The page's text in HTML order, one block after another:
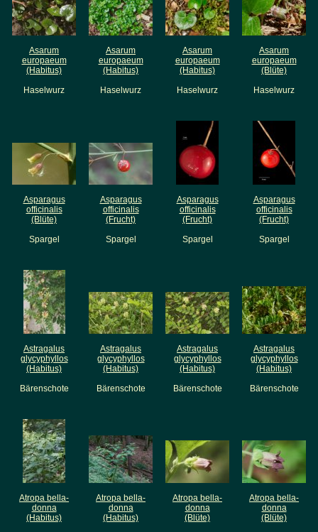
Asarum
europaeum
(Habitus)
Haselwurz
Asarum
europaeum
(Habitus)
Haselwurz
Asarum
europaeum
(Habitus)
Haselwurz
Asarum
europaeum
(Blüte)
Haselwurz
Asparagus
officinalis
(Blüte)
Spargel
Asparagus
officinalis
(Frucht)
Spargel
Asparagus
officinalis
(Frucht)
Spargel
Asparagus
officinalis
(Frucht)
Spargel
Astragalus
glycyphyllos
(Habitus)
Bärenschote
Astragalus
glycyphyllos
(Habitus)
Bärenschote
Astragalus
glycyphyllos
(Habitus)
Bärenschote
Astragalus
glycyphyllos
(Habitus)
Bärenschote
Atropa bella-
donna
(Habitus)
Atropa bella-
donna
(Habitus)
Atropa bella-
donna
(Blüte)
Atropa bella-
donna
(Blüte)